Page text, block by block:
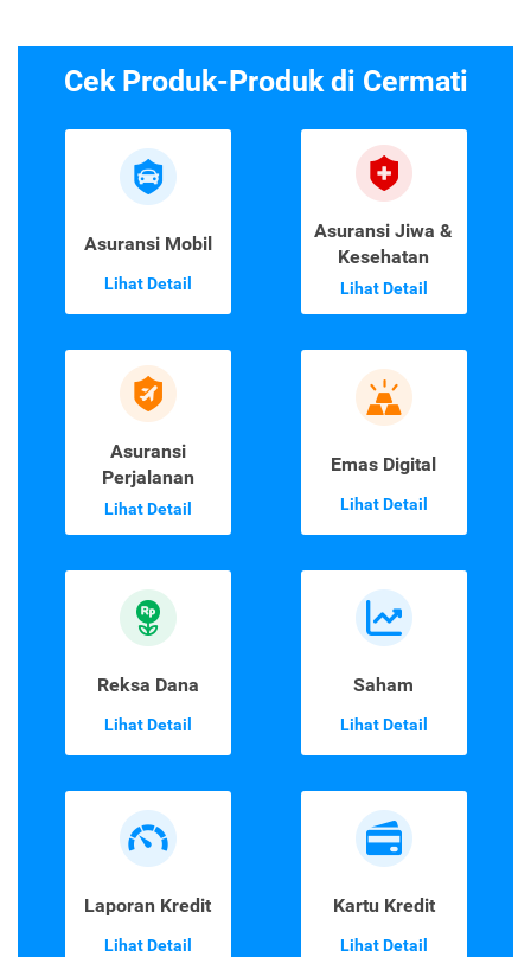
Cek Produk-Produk di Cermati
Asuransi Mobil
Lihat Detail
Asuransi Jiwa &
Kesehatan
Lihat Detail
Asuransi
Perjalanan
Lihat Detail
Emas Digital
Lihat Detail
Reksa Dana
Lihat Detail
Saham
Lihat Detail
Laporan Kredit
Lihat Detail
Kartu Kredit
Lihat Detail